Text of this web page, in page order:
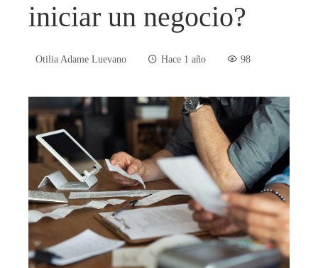
iniciar un negocio?
Otilia Adame Luevano Hace 1 año 98